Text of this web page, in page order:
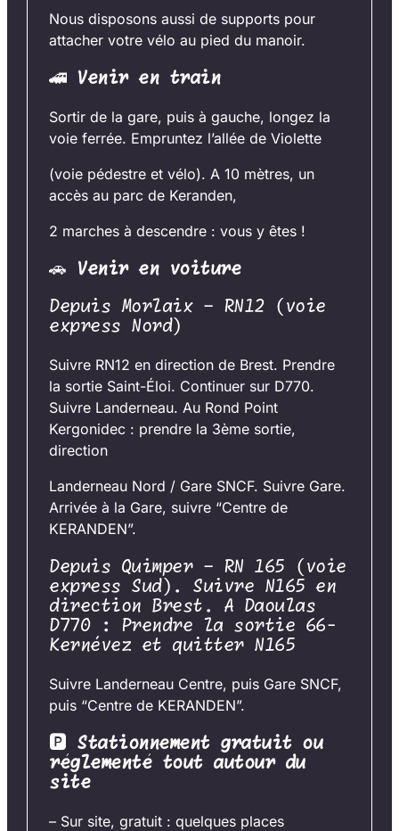
Nous disposons aussi de supports pour
attacher votre vélo au pied du manoir.
🚄 Venir en train
Sortir de la gare, puis à gauche, longez la
voie ferrée. Empruntez l’allée de Violette
(voie pédestre et vélo). A 10 mètres, un
accès au parc de Keranden,
2 marches à descendre : vous y êtes !
🚗 Venir en voiture
Depuis Morlaix – RN12 (voie
express Nord)
Suivre RN12 en direction de Brest. Prendre
la sortie Saint-Éloi. Continuer sur D770.
Suivre Landerneau. Au Rond Point
Kergonidec : prendre la 3ème sortie,
direction
Landerneau Nord / Gare SNCF. Suivre Gare.
Arrivée à la Gare, suivre “Centre de
KERANDEN”.
Depuis Quimper – RN 165 (voie
express Sud). Suivre N165 en
direction Brest. A Daoulas
D770 : Prendre la sortie 66-
Kernévez et quitter N165
Suivre Landerneau Centre, puis Gare SNCF,
puis “Centre de KERANDEN”.
🅿 Stationnement gratuit ou
réglementé tout autour du
site
– Sur site, gratuit : quelques places